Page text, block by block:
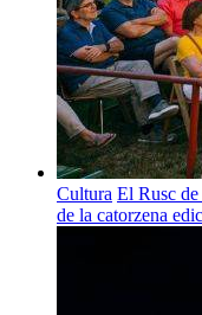
Cultura El Rusc
de la catorzena